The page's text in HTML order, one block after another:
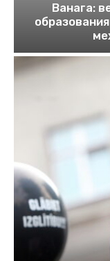
Ванага: